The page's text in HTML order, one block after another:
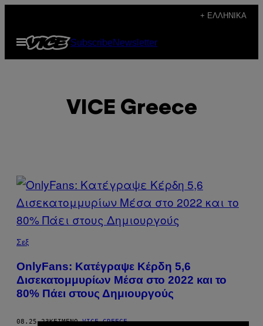
περιεχόμενο
+ ΕΛΛΗΝΙΚΆ
Ανοίξτε
το
μενού
SubscribeNewsletter
VICE Greece
POSTS
BY
THIS
AUTHOR
Σεξ
OnlyFans: Κατέγραψε Κέρδη 5,6
Δισεκατομμυρίων Μέσα στο 2022 και το
80% Πάει στους Δημιουργούς
08.25.23ΚΕΊΜΕΝΟVICE GREECE